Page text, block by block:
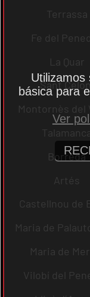
Terrassa
Fe del
La Quar
Sant
Montornès del
Borredà
Artés
Castellnou de
Maria de
Maria de
Vilobí del
Utilizamos
básica para
Ver